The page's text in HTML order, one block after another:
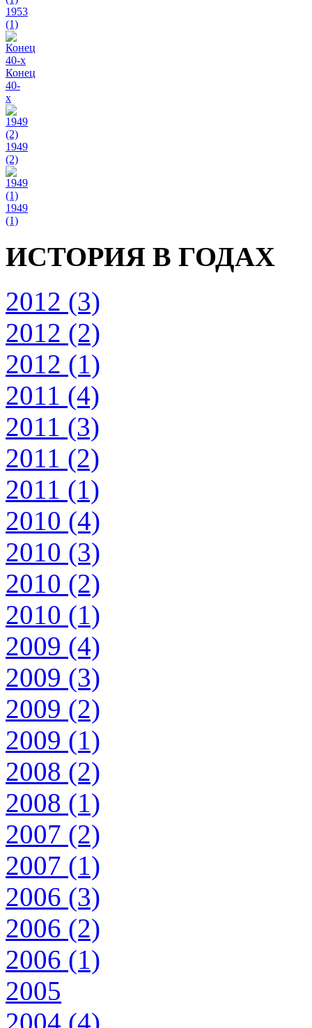
1953
(1)
Конец
40-
х
1949
(2)
1949
(1)
ИСТОРИЯ В ГОДАХ
2012 (3)
2012 (2)
2012 (1)
2011 (4)
2011 (3)
2011 (2)
2011 (1)
2010 (4)
2010 (3)
2010 (2)
2010 (1)
2009 (4)
2009 (3)
2009 (2)
2009 (1)
2008 (2)
2008 (1)
2007 (2)
2007 (1)
2006 (3)
2006 (2)
2006 (1)
2005